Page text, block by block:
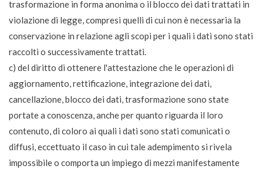
trasformazione in forma anonima o il blocco dei dati trattati in
violazione di legge, compresi quelli di cui non è necessaria la
conservazione in relazione agli scopi per i quali i dati sono stati
raccolti o successivamente trattati.
c) del diritto di ottenere l'attestazione che le operazioni di
aggiornamento, rettificazione, integrazione dei dati,
cancellazione, blocco dei dati, trasformazione sono state
portate a conoscenza, anche per quanto riguarda il loro
contenuto, di coloro ai quali i dati sono stati comunicati o
diffusi, eccettuato il caso in cui tale adempimento si rivela
impossibile o comporta un impiego di mezzi manifestamente